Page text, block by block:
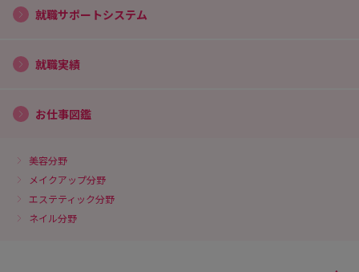
就職サポートシステム
就職実績
お仕事図鑑
美容分野
メイクアップ分野
エステティック分野
ネイル分野